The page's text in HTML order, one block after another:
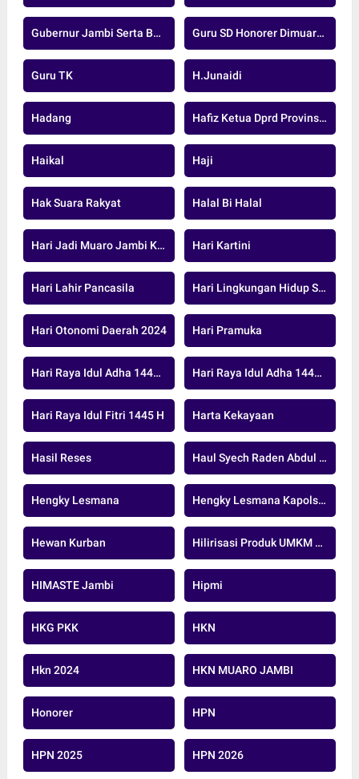
Gubernur Jambi Serta Bupati Dan Wakil Bupati Muaro Jambi Guru SD Honorer Dimuaro Jambi
Guru TK H.junaidi
Hadang Hafiz Ketua Dprd Provinsi Jambi
Haikal Haji
Hak Suara Rakyat Halal Bi Halal
Hari Jadi Muaro Jambi Ke-26 Hari Kartini
Hari Lahir Pancasila Hari Lingkungan Hidup Sedunia
Hari Otonomi Daerah 2024 Hari Pramuka
Hari Raya Idul Adha 1446 H Hari Raya Idul Adha 1447 H
Hari Raya Idul Fitri 1445 H Harta Kekayaan
Hasil Reses Haul Syech Raden Abdul Syafi
Hengky Lesmana Hengky Lesmana Kapolsek
Hewan Kurban Hilirisasi Produk UMKM Sawit
HIMASTE Jambi Hipmi
HKG PKK HKN
Hkn 2024 HKN MUARO JAMBI
Honorer HPN
HPN 2025 HPN 2026